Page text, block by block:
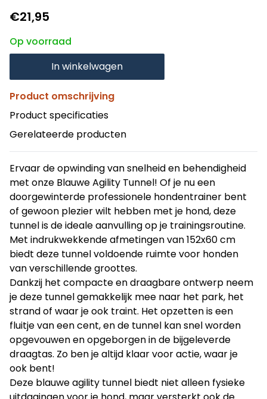
€21,95
Op voorraad
In winkelwagen
Product omschrijving
Product specificaties
Gerelateerde producten
Ervaar de opwinding van snelheid en behendigheid
met onze Blauwe Agility Tunnel! Of je nu een
doorgewinterde professionele hondentrainer bent
of gewoon plezier wilt hebben met je hond, deze
tunnel is de ideale aanvulling op je trainingsroutine.
Met indrukwekkende afmetingen van 152x60 cm
biedt deze tunnel voldoende ruimte voor honden
van verschillende groottes.
Dankzij het compacte en draagbare ontwerp neem
je deze tunnel gemakkelijk mee naar het park, het
strand of waar je ook traint. Het opzetten is een
fluitje van een cent, en de tunnel kan snel worden
opgevouwen en opgeborgen in de bijgeleverde
draagtas. Zo ben je altijd klaar voor actie, waar je
ook bent!
Deze blauwe agility tunnel biedt niet alleen fysieke